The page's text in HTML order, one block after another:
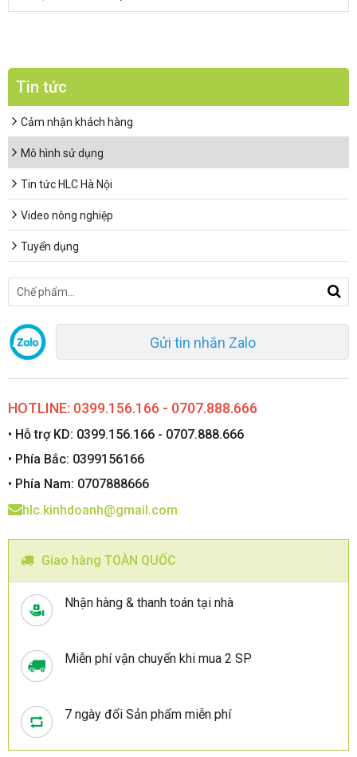
Tin tức
Cảm nhận khách hàng
Mô hình sử dụng
Tin tức HLC Hà Nội
Video nông nghiệp
Tuyển dụng
Gửi tin nhắn Zalo
HOTLINE: 0399.156.166 - 0707.888.666
• Hỗ trợ KD: 0399.156.166 - 0707.888.666
• Phía Bắc: 0399156166
• Phía Nam: 0707888666
hlc.kinhdoanh@gmail.com
Giao hàng TOÀN QUỐC
Nhận hàng & thanh toán tại nhà
Miễn phí vận chuyển khi mua 2 SP
7 ngày đổi Sản phẩm miễn phí